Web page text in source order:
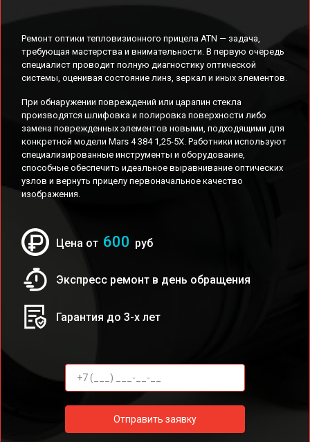
Ремонт оптики тепловизионного прицела ATN — задача,
требующая мастерства и внимательности. В первую очередь
специалист проводит полную диагностику оптической
системы, оценивая состояние линз, зеркал и иных элементов.
При обнаружении повреждений или царапин стекла
производятся шлифовка и полировка поверхности либо
замена поврежденных элементов новыми, подходящими для
конкретной модели Mars 4 384 1,25-5X. Работники используют
специализированные инструменты и оборудование,
способные обеспечить идеальное выравнивание оптических
узлов и вернуть прицелу первоначальное качество
изображения.
Цена от 600 руб
Экспресс ремонт в день обращения
Гарантия до 3-х лет
Отправить заявку